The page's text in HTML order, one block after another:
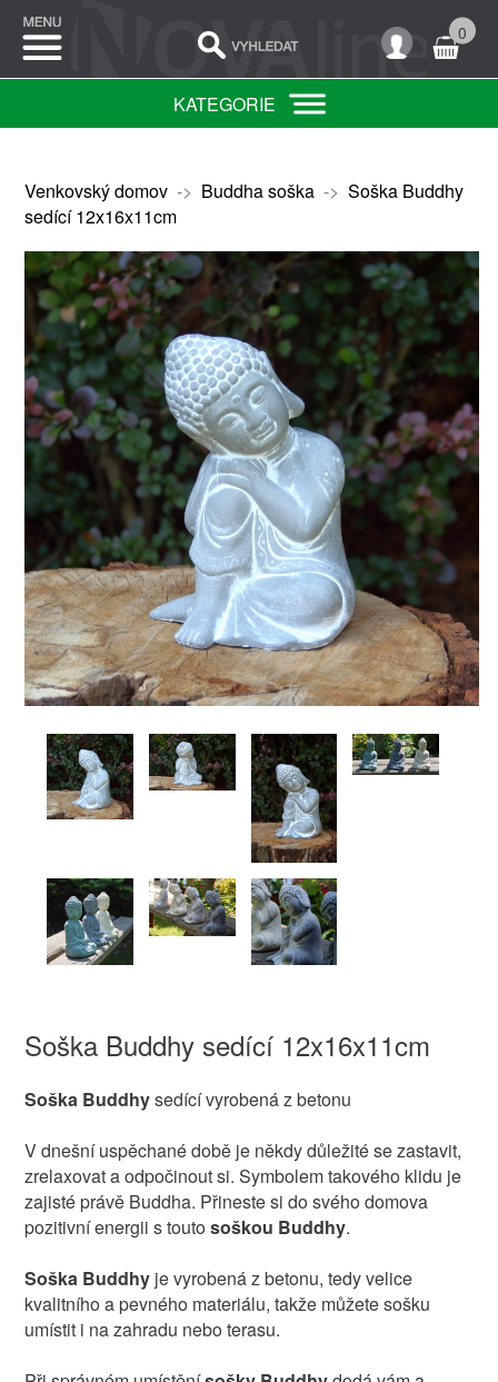
0
KATEGORIE
Venkovský domov-> Buddha soška-> Soška Buddhy
sedící 12x16x11cm
Soška Buddhy sedící 12x16x11cm
Soška Buddhysedící vyrobená z betonu
V dnešní uspěchané době je někdy důležité se zastavit,
zrelaxovat a odpočinout si. Symbolem takového klidu je
zajisté právě Buddha. Přineste si do svého domova
pozitivní energii s touto soškou Buddhy.
Soška Buddhyje vyrobená z betonu, tedy velice
kvalitního a pevného materiálu, takže můžete sošku
umístit i na zahradu nebo terasu.